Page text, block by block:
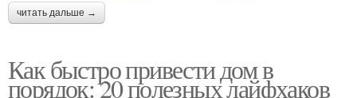
читать дальше →
Как быстро привести дом в
порядок: 20 полезных лайфхаков